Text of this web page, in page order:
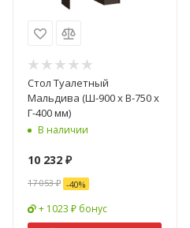
Стол Туалетный
Мальдива (Ш-900 х В-750 х
Г-400 мм)
В наличии
10 232 ₽
17 053₽ -40%
+ 1023 ₽ бонус